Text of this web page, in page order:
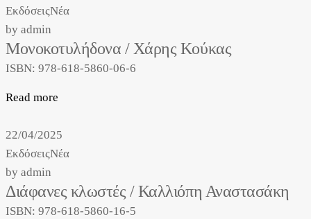
ΕκδόσειςΝέα
by admin
Μονοκοτυλήδονα / Χάρης Κούκας
ISBN: 978-618-5860-06-6
Read more
22/04/2025
ΕκδόσειςΝέα
by admin
Διάφανες κλωστές / Καλλιόπη Αναστασάκη
ISBN: 978-618-5860-16-5